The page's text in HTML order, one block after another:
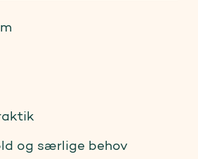
og særlige behov